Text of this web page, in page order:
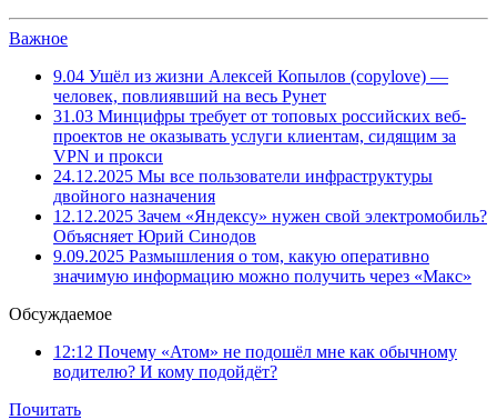
Важное
9.04 Ушёл из жизни Алексей Копылов (copylove) —
человек, повлиявший на весь Рунет
31.03 Минцифры требует от топовых российских веб-
проектов не оказывать услуги клиентам, сидящим за
VPN и прокси
24.12.2025 Мы все пользователи инфраструктуры
двойного назначения
12.12.2025 Зачем «Яндексу» нужен свой электромобиль?
Объясняет Юрий Синодов
9.09.2025 Размышления о том, какую оперативно
значимую информацию можно получить через «Макс»
Обсуждаемое
12:12 Почему «Атом» не подошёл мне как обычному
водителю? И кому подойдёт?
Почитать